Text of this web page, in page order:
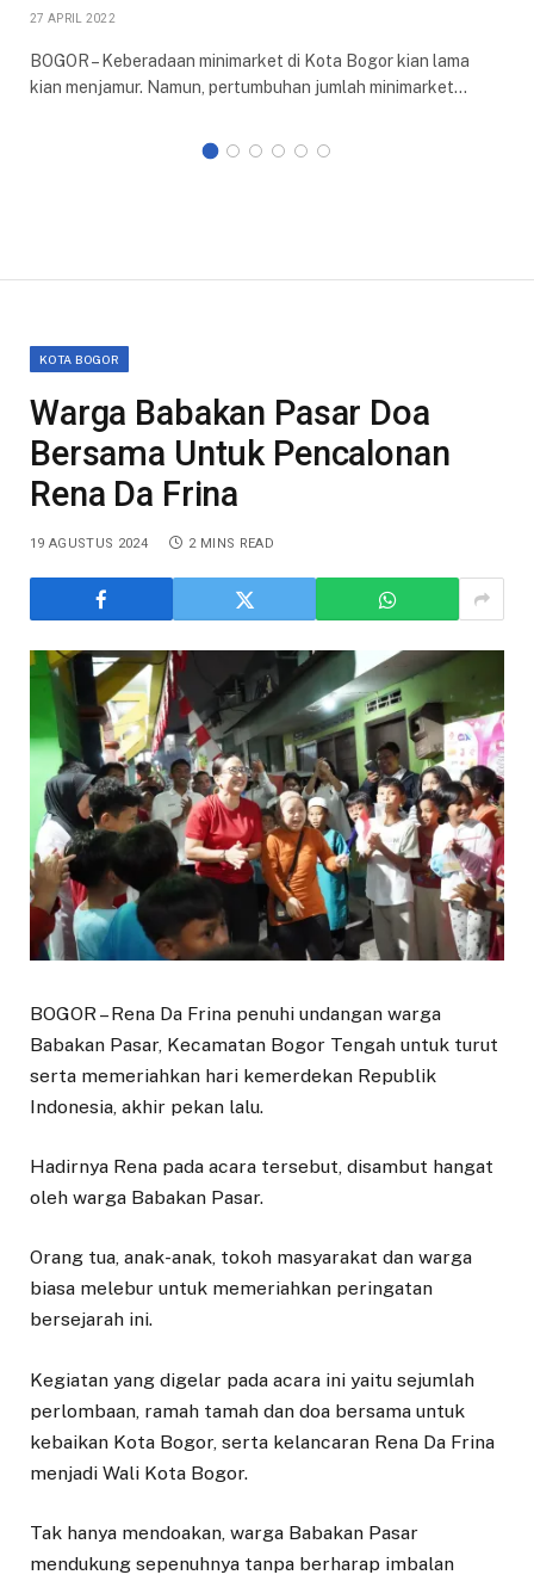
27 APRIL 2022
BOGOR – Keberadaan minimarket di Kota Bogor kian lama
kian menjamur. Namun, pertumbuhan jumlah minimarket…
KOTA BOGOR
Warga Babakan Pasar Doa
Bersama Untuk Pencalonan
Rena Da Frina
19 AGUSTUS 2024 2 MINS READ
BOGOR – Rena Da Frina penuhi undangan warga
Babakan Pasar, Kecamatan Bogor Tengah untuk turut
serta memeriahkan hari kemerdekan Republik
Indonesia, akhir pekan lalu.
Hadirnya Rena pada acara tersebut, disambut hangat
oleh warga Babakan Pasar.
Orang tua, anak-anak, tokoh masyarakat dan warga
biasa melebur untuk memeriahkan peringatan
bersejarah ini.
Kegiatan yang digelar pada acara ini yaitu sejumlah
perlombaan, ramah tamah dan doa bersama untuk
kebaikan Kota Bogor, serta kelancaran Rena Da Frina
menjadi Wali Kota Bogor.
Tak hanya mendoakan, warga Babakan Pasar
mendukung sepenuhnya tanpa berharap imbalan